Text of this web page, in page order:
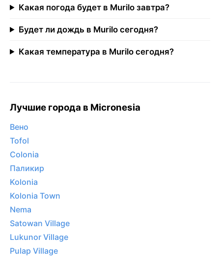
Какая погода будет в Murilo завтра?
Будет ли дождь в Murilo сегодня?
Какая температура в Murilo сегодня?
Лучшие города в Micronesia
Вено
Tofol
Colonia
Паликир
Kolonia
Kolonia Town
Nema
Satowan Village
Lukunor Village
Pulap Village